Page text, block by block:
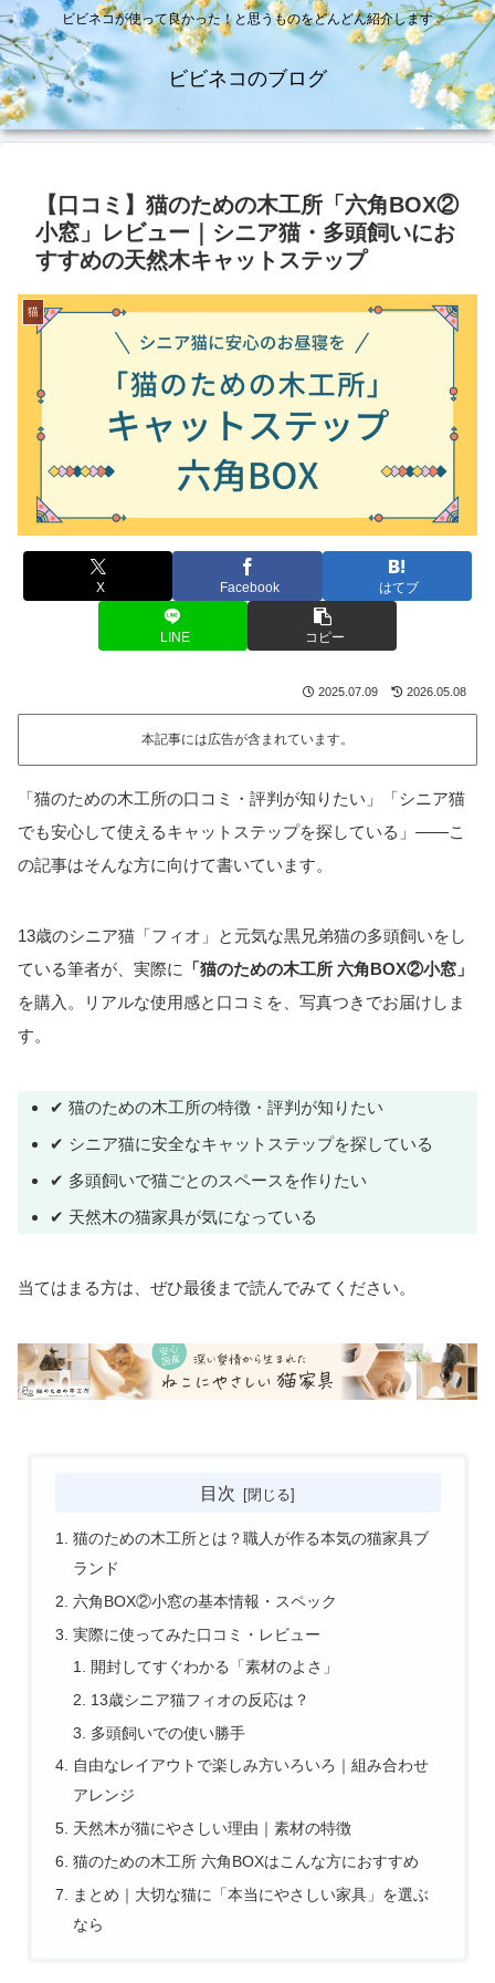
ビビネコが使って良かった！と思うものをどんどん紹介します
ビビネコのブログ
【口コミ】猫のための木工所「六角BOX②
小窓」レビュー｜シニア猫・多頭飼いにお
すすめの天然木キャットステップ
猫
X Facebook はてブ
LINE コピー
2025.07.09 2026.05.08
本記事には広告が含まれています。
「猫のための木工所の口コミ・評判が知りたい」「シニア猫
でも安心して使えるキャットステップを探している」——こ
の記事はそんな方に向けて書いています。
13歳のシニア猫「フィオ」と元気な黒兄弟猫の多頭飼いをし
ている筆者が、実際に
「猫のための木工所 六角BOX②小窓」
を購入。リアルな使用感と口コミを、写真つきでお届けしま
す。
✔ 猫のための木工所の特徴・評判が知りたい
✔ シニア猫に安全なキャットステップを探している
✔ 多頭飼いで猫ごとのスペースを作りたい
✔ 天然木の猫家具が気になっている
当てはまる方は、ぜひ最後まで読んでみてください。
目次
猫のための木工所とは？職人が作る本気の猫家具ブ
ランド
六角BOX②小窓の基本情報・スペック
実際に使ってみた口コミ・レビュー
開封してすぐわかる「素材のよさ」
13歳シニア猫フィオの反応は？
多頭飼いでの使い勝手
自由なレイアウトで楽しみ方いろいろ｜組み合わせ
アレンジ
天然木が猫にやさしい理由｜素材の特徴
猫のための木工所 六角BOXはこんな方におすすめ
まとめ｜大切な猫に「本当にやさしい家具」を選ぶ
なら